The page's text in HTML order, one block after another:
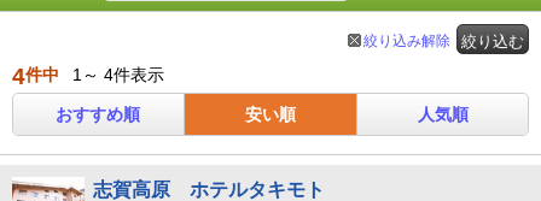
絞り込む
絞り込み解除
4件中 1～ 4件表示
おすすめ順 安い順 人気順
志賀高原 ホテルタキモト